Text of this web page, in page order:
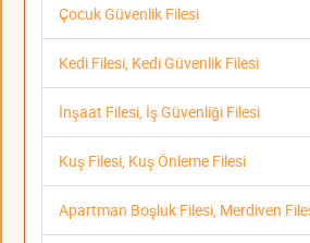
Çocuk Güvenlik Filesi
Kedi Filesi, Kedi Güvenlik Filesi
İnşaat Filesi, İş Güvenliği Filesi
Kuş Filesi, Kuş Önleme Filesi
Apartman Boşluk Filesi, Merdiven